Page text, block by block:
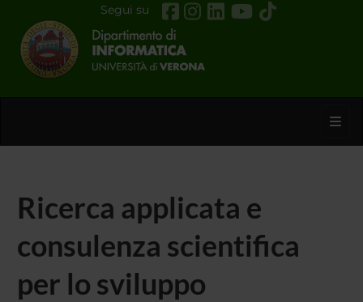
Segui su
Ricerca applicata e
consulenza scientifica
per lo sviluppo